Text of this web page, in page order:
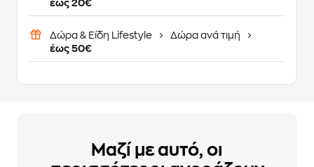
έως 20€
Δώρα & Είδη Lifestyle
Δώρα ανά τιμή
έως 50€
Μαζί με αυτό, οι